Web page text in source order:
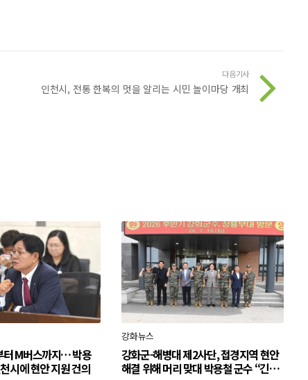
다음기사
인천시, 전통 한복의 멋을 알리는 시민 놀이마당 개최
터 M버스까지… 박용
시에 현안 지원 건의
강화뉴스
강화군-해병대 제2사단, 접경지역 현안
해결 위해 머리 맞대 박용철 군수 “긴밀